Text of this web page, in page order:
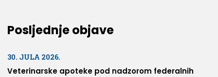
Posljednje objave
30. JULA 2026.
Veterinarske apoteke pod nadzorom federalnih